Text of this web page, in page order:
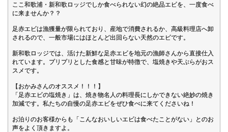
ここ和歌浦・新和歌ロッジでしか食べられない幻の絶品エビを、一度食べ
に来ませんか？？
足赤エビは漁獲量が限られており、産地で消費されるか、高級料理店へ卸
されるので、一般市場にはほとんど出回らない天然のエビです。
新和歌ロッジでは、活けた新鮮な足赤エビを地元の漁師さんから直接仕入
れています。プリプリとした食感と甘味が特徴で、塩焼きや天ぷらがおス
スメです。
【おかみさんのオススメ！！！】
「足赤エビの塩焼き」は、焼き物名人の料理長にしかできない絶妙の焼き
加減です。私たちの自慢の足赤エビをぜひ食べに来てくださいね！
お泊りのお客様からも「こんなおいしいエビは食べたことがない」とのお
声をよく頂きますよ。